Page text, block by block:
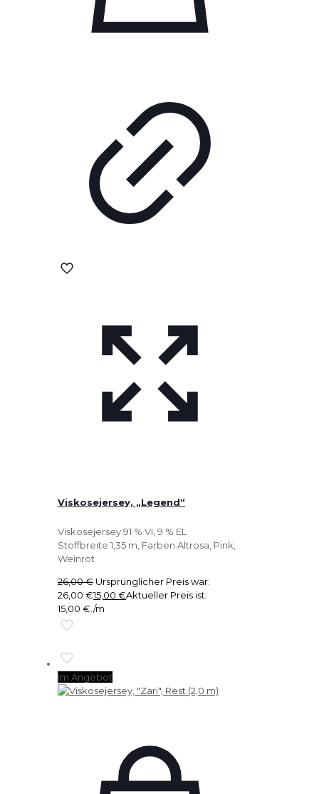
Viskosejersey, „Legend“
Viskosejersey 91 % VI, 9 % EL
Stoffbreite 1,35 m, Farben Altrosa, Pink,
Weinrot
26,00€ Ursprünglicher Preis war:
26,00 €15,00 €Aktueller Preis ist:
15,00 €. /m
Im Angebot